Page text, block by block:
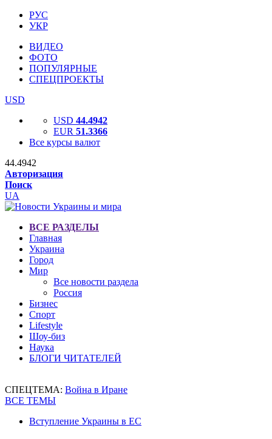
РУС
УКР
ВИДЕО
ФОТО
ПОПУЛЯРНЫЕ
СПЕЦПРОЕКТЫ
USD
USD 44.4942
EUR 51.3366
Все курсы валют
44.4942
Авторизация
Поиск
UA
ВСЕ РАЗДЕЛЫ
Главная
Украина
Город
Мир
Все новости раздела
Россия
Бизнес
Спорт
Lifestyle
Шоу-биз
Наука
БЛОГИ ЧИТАТЕЛЕЙ
СПЕЦТЕМА: Война в Иране
ВСЕ ТЕМЫ
Вступление Украины в ЕС